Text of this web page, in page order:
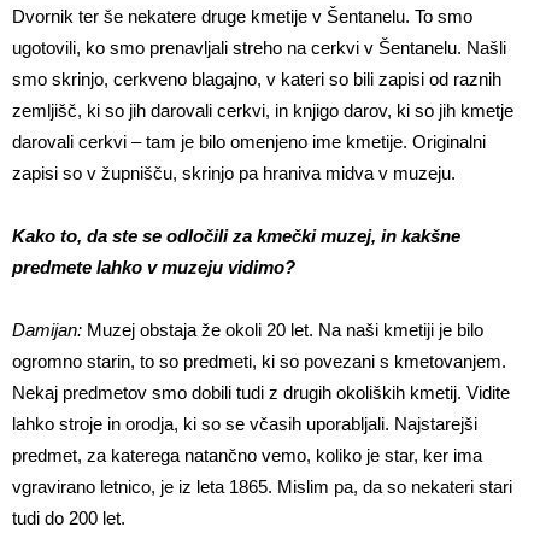
Dvornik ter še nekatere druge kmetije v Šentanelu. To smo
ugotovili, ko smo prenavljali streho na cerkvi v Šentanelu. Našli
smo skrinjo, cerkveno blagajno, v kateri so bili zapisi od raznih
zemljišč, ki so jih darovali cerkvi, in knjigo darov, ki so jih kmetje
darovali cerkvi – tam je bilo omenjeno ime kmetije. Originalni
zapisi so v župnišču, skrinjo pa hraniva midva v muzeju.
Kako to, da ste se odločili za kmečki muzej, in kakšne
predmete lahko v muzeju vidimo?
Damijan: Muzej obstaja že okoli 20 let. Na naši kmetiji je bilo
ogromno starin, to so predmeti, ki so povezani s kmetovanjem.
Nekaj predmetov smo dobili tudi z drugih okoliških kmetij. Vidite
lahko stroje in orodja, ki so se včasih uporabljali. Najstarejši
predmet, za katerega natančno vemo, koliko je star, ker ima
vgravirano letnico, je iz leta 1865. Mislim pa, da so nekateri stari
tudi do 200 let.